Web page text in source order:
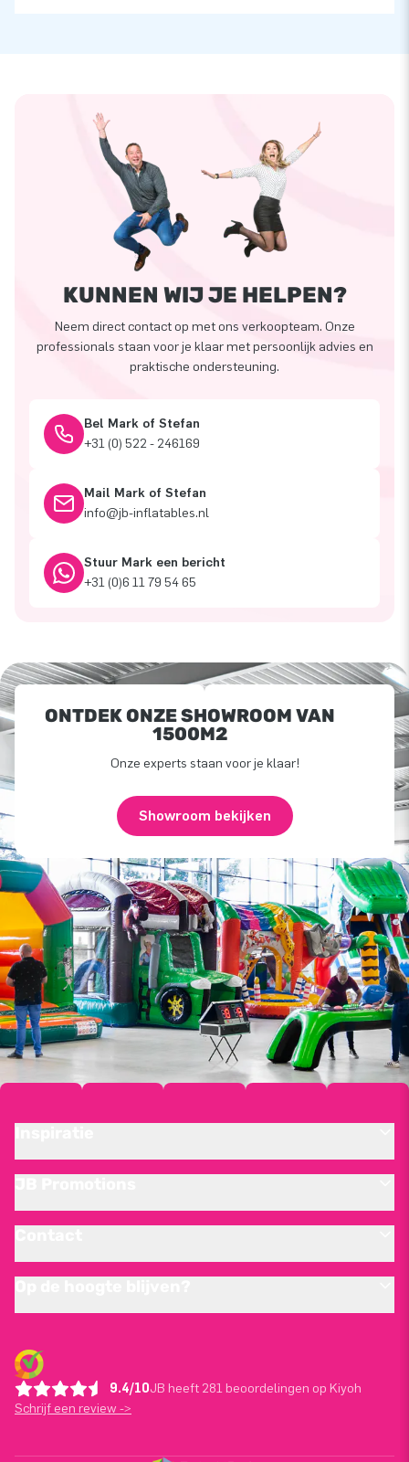
KUNNEN WIJ JE HELPEN?
Neem direct contact op met ons verkoopteam. Onze
professionals staan voor je klaar met persoonlijk advies en
praktische ondersteuning.
Bel Mark of Stefan
+31 (0) 522 - 246169
Mail Mark of Stefan
info@jb-inflatables.nl
Stuur Mark een bericht
+31 (0)6 11 79 54 65
ONTDEK ONZE SHOWROOM VAN
1500M2
Onze experts staan voor je klaar!
Showroom bekijken
9.4/10JB heeft 281 beoordelingen op Kiyoh
Schrijf een review ->